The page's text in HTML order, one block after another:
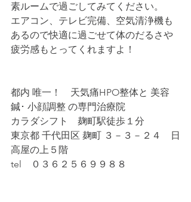
素ルームで過ごしてみてください。
エアコン、テレビ完備、空気清浄機も
あるので快適に過ごせて体のだるさや
疲労感もとってくれますよ！
都内 唯一！　天気痛HPO整体と 美容
鍼･ 小顔調整 の専門治療院
カラダシフト　麹町駅徒歩１分
東京都 千代田区 麹町 ３－３－２４　日
高屋の上５階
tel　０３６２５６９９８８